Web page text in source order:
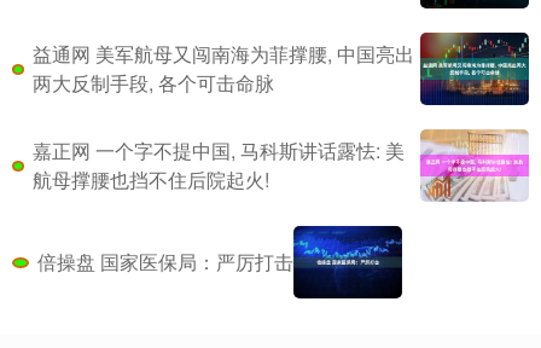
益通网 美军航母又闯南海为菲撑腰, 中国亮出
两大反制手段, 各个可击命脉
嘉正网 一个字不提中国, 马科斯讲话露怯: 美
航母撑腰也挡不住后院起火!
倍操盘 国家医保局：严厉打击